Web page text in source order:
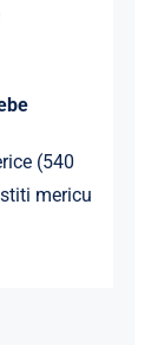
(540
mericu